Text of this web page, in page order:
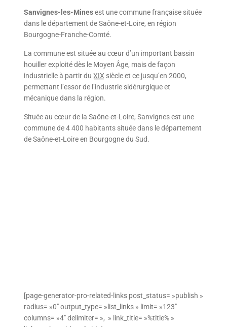
Sanvignes-les-Minesest une commune française située
dans le département de Saône-et-Loire, en région
Bourgogne-Franche-Comté.
La commune est située au cœur d’un important bassin
houiller exploité dès le Moyen Âge, mais de façon
industrielle à partir du XIX siècle et ce jusqu’en 2000,
permettant l’essor de l’industrie sidérurgique et
mécanique dans la région.
Située au cœur de la Saône-et-Loire, Sanvignes est une
commune de 4 400 habitants située dans le département
de Saône-et-Loire en Bourgogne du Sud.
[page-generator-pro-related-links post_status= »publish »
radius= »0″ output_type= »list_links » limit= »123″
columns= »4″ delimiter= », » link_title= »%title% »